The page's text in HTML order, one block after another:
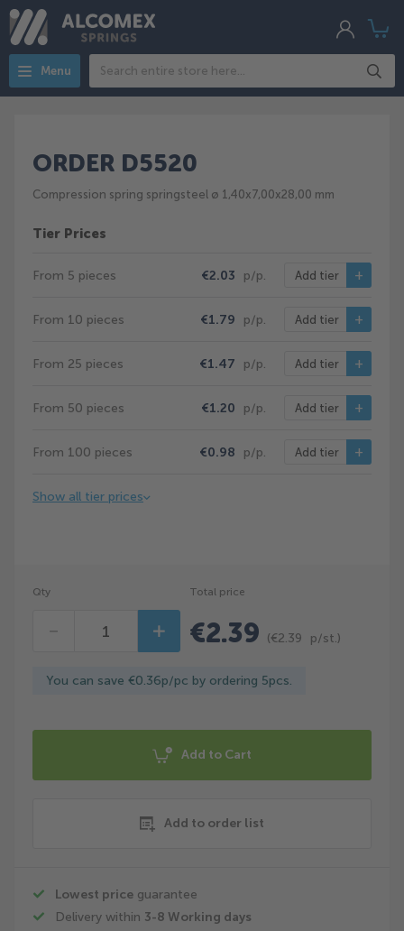
Menu Search
My
ORDER D5520
Compression spring springsteel ø 1,40x7,00x28,00 mm
Tier Prices
From 5 pieces €2.03 p/p. Add tier
From 10 pieces €1.79 p/p. Add tier
From 25 pieces €1.47 p/p. Add tier
From 50 pieces €1.20 p/p. Add tier
From 100 pieces €0.98 p/p. Add tier
Show all tier prices
Total price
€2.39 (€2.39 p/st.)
Qty
Decrease Increase
You can save €0.36p/pc by ordering 5pcs.
Add to Cart
Add to order list
Lowest price guarantee
Delivery within 3-8 Working days